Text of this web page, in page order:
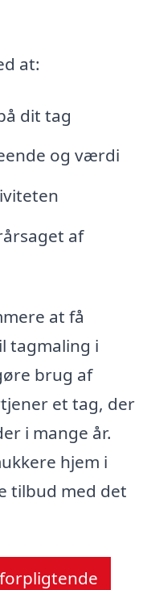
at:
dit tag
og værdi
af
at få
tagmaling i
brug af
et tag, der
i mange år.
hjem i
tilbud med det